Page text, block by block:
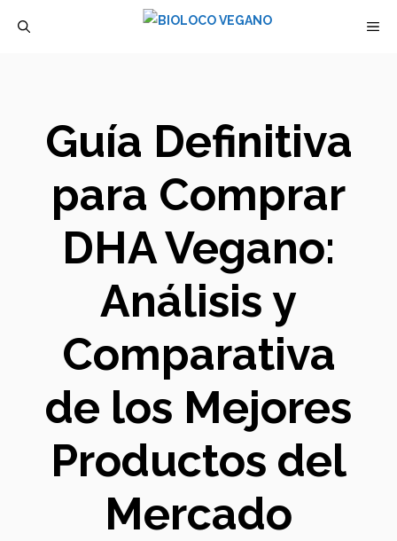
Guía Definitiva
para Comprar
DHA Vegano:
Análisis y
Comparativa
de los Mejores
Productos del
Mercado